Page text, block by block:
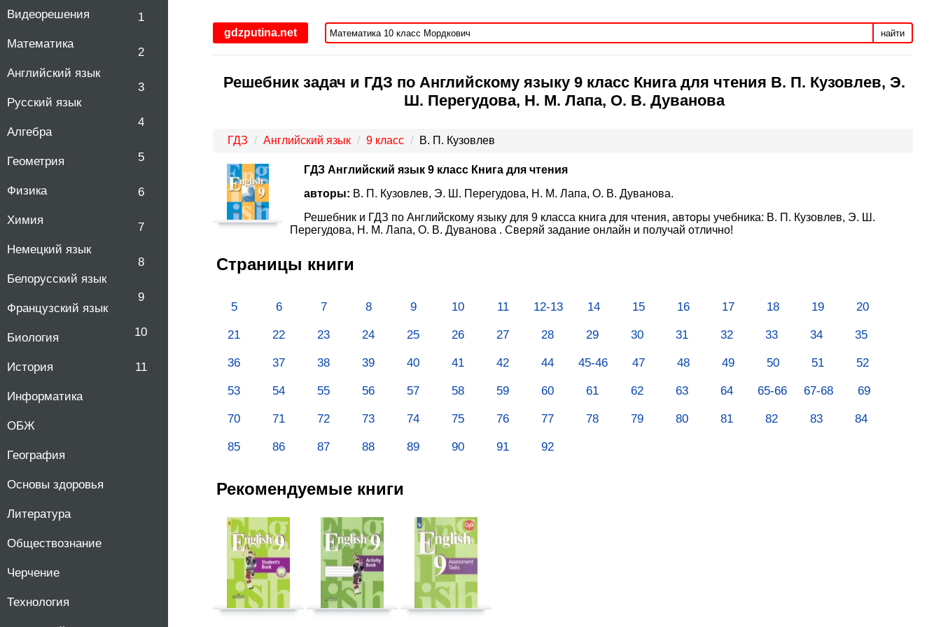
Видеорешения
Математика
Английский язык
Русский язык
Алгебра
Геометрия
Физика
Химия
Немецкий язык
Белорусский язык
Французский язык
Биология
История
Информатика
ОБЖ
География
Основы здоровья
Литература
Обществознание
Черчение
Технология
1
2
3
4
5
6
7
8
9
10
11
gdzputina.net найти
Решебник задач и ГДЗ по Английскому языку 9 класс Книга для чтения В. П. Кузовлев, Э.
Ш. Перегудова, Н. М. Лапа, О. В. Дуванова
ГДЗ Английский язык 9 класс В. П. Кузовлев
ГДЗ Английский язык 9 класс Книга для чтения
авторы: В. П. Кузовлев, Э. Ш. Перегудова, Н. М. Лапа, О. В. Дуванова.
Решебник и ГДЗ по Английскому языку для 9 класса книга для чтения, авторы учебника: В. П. Кузовлев, Э. Ш.
Перегудова, Н. М. Лапа, О. В. Дуванова . Сверяй задание онлайн и получай отлично!
Страницы книги
5 6 7 8 9 10 11 12-13 14 15 16 17 18 19 20
21 22 23 24 25 26 27 28 29 30 31 32 33 34 35
36 37 38 39 40 41 42 44 45-46 47 48 49 50 51 52
53 54 55 56 57 58 59 60 61 62 63 64 65-66 67-68 69
70 71 72 73 74 75 76 77 78 79 80 81 82 83 84
85 86 87 88 89 90 91 92
Рекомендуемые книги